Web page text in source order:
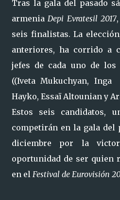
Tras la gala del pasado
armeniaDepi Evratesil 2017
seis finalistas. La
anteriores, ha corrido a
jefes de cada uno de
((Iveta Mukuchyan,
Hayko, Essaï Altounian y
Estos seis candidatos,
competirán en la gala del
diciembre por la
oportunidad de ser quien
en el Festival de Eurovisión